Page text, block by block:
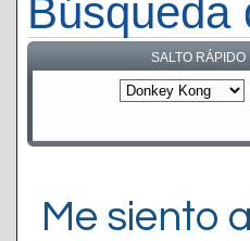
Búsqueda
SALTO RÁPIDO
Me siento